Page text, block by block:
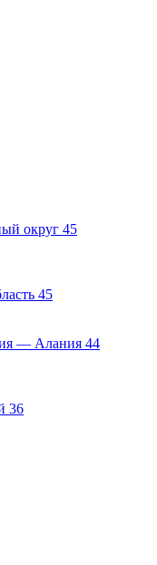
округ 45
45
— Алания 44
36